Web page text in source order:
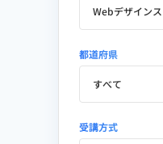
都道府県
受講方式